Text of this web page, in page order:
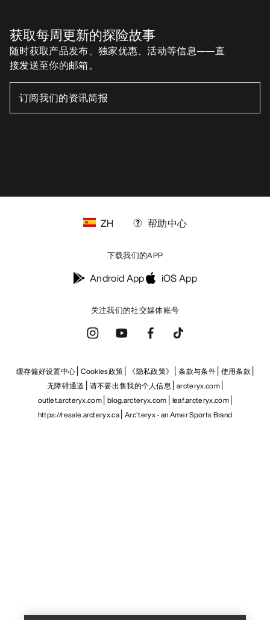
获取每周更新的探险故事
随时获取产品发布、独家优惠、活动等信息——直
接发送至你的邮箱。
关注我们的社交媒体账号
ZH 帮助中心
下载我们的APP
Android App iOS App
缓存偏好设置中心 Cookies政策 《隐私政策》 条款与条件 使用条款
无障碍通道
请不要出售我的个人信息 arcteryx.com
outlet.arcteryx.com blog.arcteryx.com leaf.arcteryx.com
https://resale.arcteryx.ca Arc'teryx - an Amer Sports Brand